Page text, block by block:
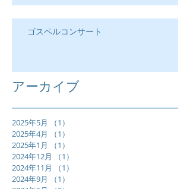
ゴスペルコンサート
アーカイブ
2025年5月 （1）
2025年4月
（1）
2025年1月
（1）
2024年12月
（1）
2024年11月
（1）
2024年9月
（1）